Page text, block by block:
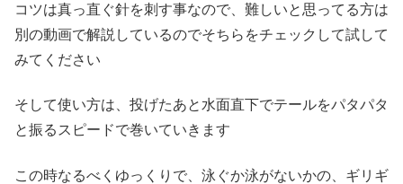
コツは真っ直ぐ針を刺す事なので、難しいと思ってる方は
別の動画で解説しているのでそちらをチェックして試して
みてください
そして使い方は、投げたあと水面直下でテールをパタパタ
と振るスピードで巻いていきます
この時なるべくゆっくりで、泳ぐか泳がないかの、ギリギ